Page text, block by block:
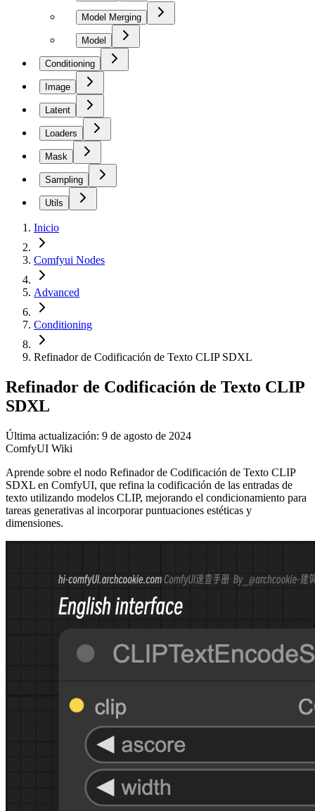
Model Merging
Model
Conditioning
Image
Latent
Loaders
Mask
Sampling
Utils
Inicio
Comfyui Nodes
Advanced
Conditioning
Refinador de Codificación de Texto CLIP SDXL
Refinador de Codificación de Texto CLIP
SDXL
Última actualización: 9 de agosto de 2024
ComfyUI Wiki
Aprende sobre el nodo Refinador de Codificación de Texto CLIP
SDXL en ComfyUI, que refina la codificación de las entradas de
texto utilizando modelos CLIP, mejorando el condicionamiento para
tareas generativas al incorporar puntuaciones estéticas y
dimensiones.